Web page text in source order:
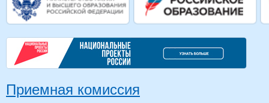
Приемная комиссия